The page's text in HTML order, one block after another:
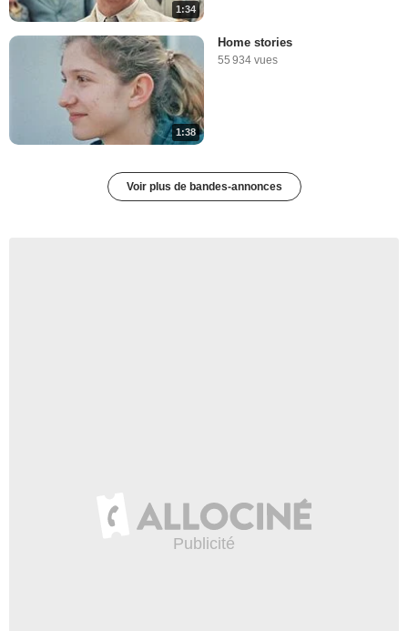
1:34
1:38
Home stories
55 934 vues
Voir plus de bandes-annonces